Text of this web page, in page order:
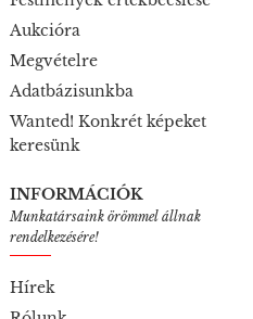
Aukcióra
Megvételre
Adatbázisunkba
Wanted! Konkrét képeket
keresünk
INFORMÁCIÓK
Munkatársaink örömmel állnak
rendelkezésére!
Hírek